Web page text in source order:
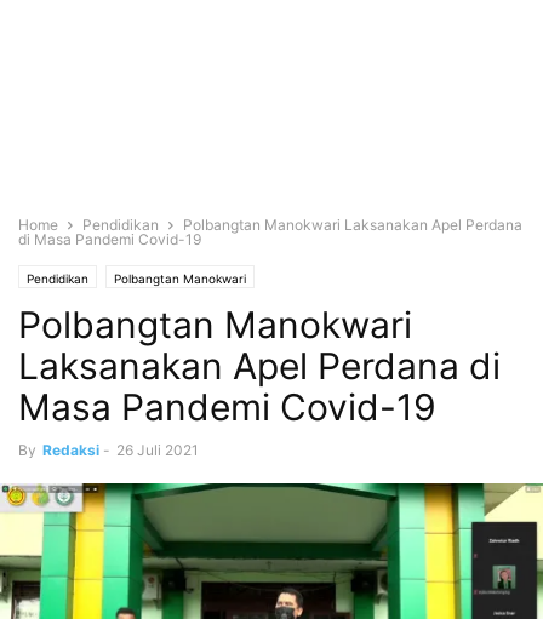
Home Pendidikan
Polbangtan Manokwari Laksanakan Apel Perdana
di Masa Pandemi Covid-19
Pendidikan Polbangtan Manokwari
Polbangtan Manokwari
Laksanakan Apel Perdana di
Masa Pandemi Covid-19
By Redaksi - 26 Juli 2021